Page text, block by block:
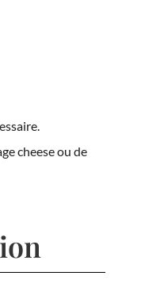
cheese ou de